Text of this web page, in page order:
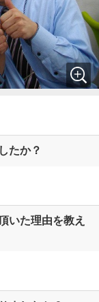
たか？
いた理由を教え